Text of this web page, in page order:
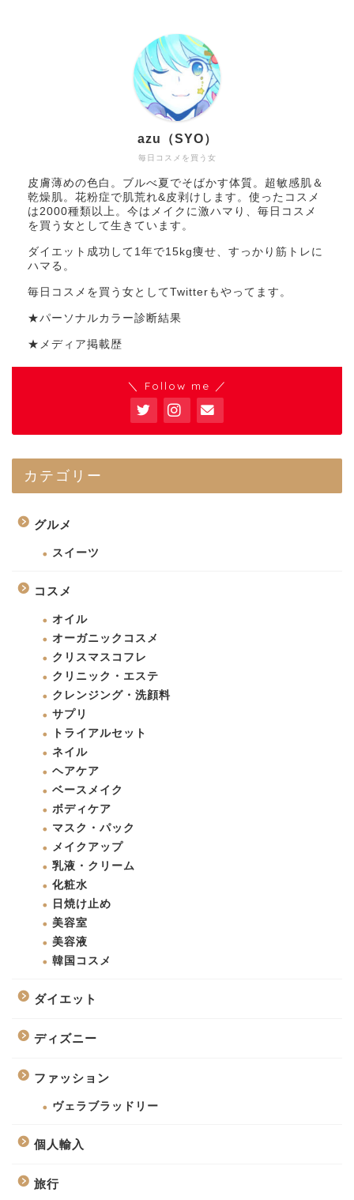
毎日コスメを買う女
azu（SYO）
皮膚薄めの色白。ブルべ夏でそばかす体質。超敏感肌＆
乾燥肌。花粉症で肌荒れ&皮剥けします。使ったコスメ
は2000種類以上。今はメイクに激ハマり、毎日コスメ
を買う女として生きています。
ダイエット成功して1年で15kg痩せ、すっかり筋トレに
ハマる。
毎日コスメを買う女としてTwitterもやってます。
★パーソナルカラー診断結果
★メディア掲載歴
＼ Follow me ／
カテゴリー
グルメ
スイーツ
コスメ
オイル
オーガニックコスメ
クリスマスコフレ
クリニック・エステ
クレンジング・洗顔料
サプリ
トライアルセット
ネイル
ヘアケア
ベースメイク
ボディケア
マスク・パック
メイクアップ
乳液・クリーム
化粧水
日焼け止め
美容室
美容液
韓国コスメ
ダイエット
ディズニー
ファッション
ヴェラブラッドリー
個人輸入
旅行